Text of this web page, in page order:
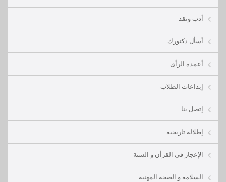
أدب ونقد
أسأل دكتورك
أعمدة الرأى
إبداعات الطلاب
إتصل بنا
إطلالة تاريخية
الإعجاز فى القرأن و السنة
السلامة و الصحة المهنية